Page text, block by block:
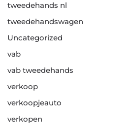
tweedehands nl
tweedehandswagen
Uncategorized
vab
vab tweedehands
verkoop
verkoopjeauto
verkopen